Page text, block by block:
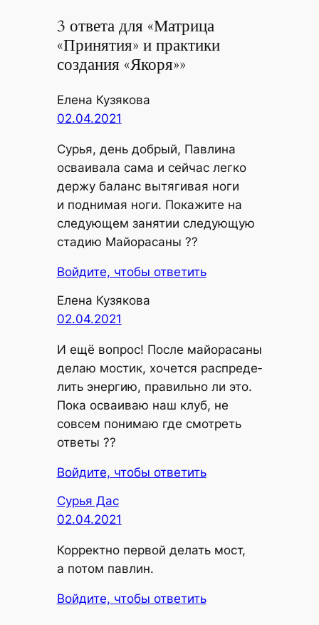
3 ответа для «Матрица
«Принятия» и практики
создания «Якоря»»
Елена Кузякова
02.04.2021
Сурья, день доб­рый, Пав­ли­на
осва­и­ва­ла сама и сей­час лег­ко
дер­жу баланс вытя­ги­вая ноги
и под­ни­мая ноги. Пока­жи­те на
сле­ду­ю­щем заня­тии сле­ду­ю­щую
ста­дию Майорасаны ??
Войдите, чтобы ответить
Елена Кузякова
02.04.2021
И ещё вопрос! После май­о­рас­а­ны
делаю мостик, хочет­ся рас­пре­де­
лить энер­гию, пра­виль­но ли это.
Пока осва­и­ваю наш клуб, не
совсем пони­маю где смот­реть
ответы ??
Войдите, чтобы ответить
Сурья Дас
02.04.2021
Кор­рект­но пер­вой делать мост,
а потом павлин.
Войдите, чтобы ответить